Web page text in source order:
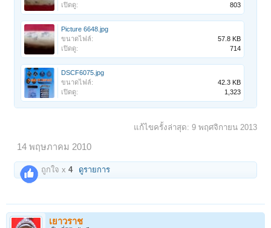
เปิดดู:
803
Picture 6648.jpg
ขนาดไฟล์:
57.8 KB
เปิดดู:
714
DSCF6075.jpg
ขนาดไฟล์:
42.3 KB
เปิดดู:
1,323
แก้ไขครั้งล่าสุด: 9 พฤศจิกายน 2013
14 พฤษภาคม 2010
ถูกใจ x4 ดูรายการ
เยาวราช